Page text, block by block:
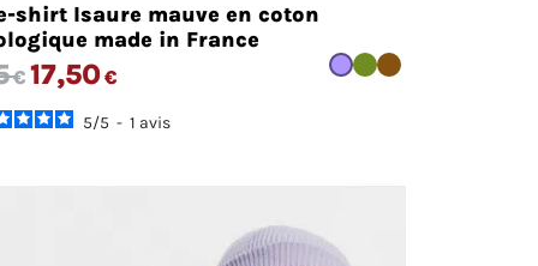
shirt Isaure mauve en coton
made in France
€ 17,50€
5/5 - 1 avis